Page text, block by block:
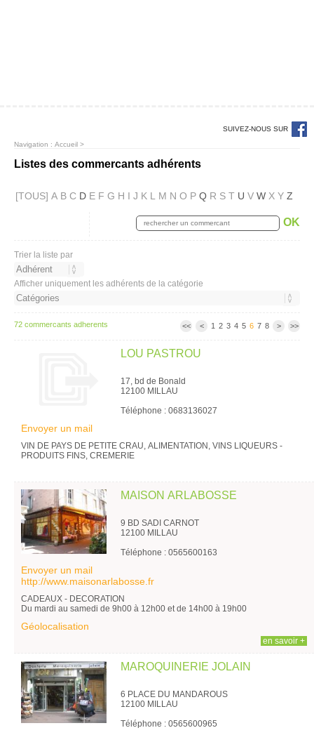
SUIVEZ-NOUS SUR
Navigation : Accueil >
Listes des commercants adhérents
[TOUS] A B C D E F G H I J K L M N O P Q R S T U V W X Y Z
OK
Trier la liste par
Afficher uniquement les adhérents de la catégorie
72 commercants adherents << < 1 2 3 4 5 6 7 8 > >>
LOU PASTROU
17, bd de Bonald
12100 MILLAU
Téléphone : 0683136027
Envoyer un mail
VIN DE PAYS DE PETITE CRAU, ALIMENTATION, VINS LIQUEURS -
PRODUITS FINS, CREMERIE
MAISON ARLABOSSE
9 BD SADI CARNOT
12100 MILLAU
Téléphone : 0565600163
Envoyer un mail
http://www.maisonarlabosse.fr
CADEAUX - DECORATION
Du mardi au samedi de 9h00 à 12h00 et de 14h00 à 19h00
Géolocalisation
en savoir +
MAROQUINERIE JOLAIN
6 PLACE DU MANDAROUS
12100 MILLAU
Téléphone : 0565600965